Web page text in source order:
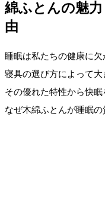
綿ふとんの魅
由
睡眠は私たちの健康に
寝具の選び方によって大
その優れた特性から快眠
なぜ木綿ふとんが睡眠